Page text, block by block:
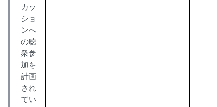
カッ
ショ
ンへ
の聴
衆参
加を
計画
され
てい